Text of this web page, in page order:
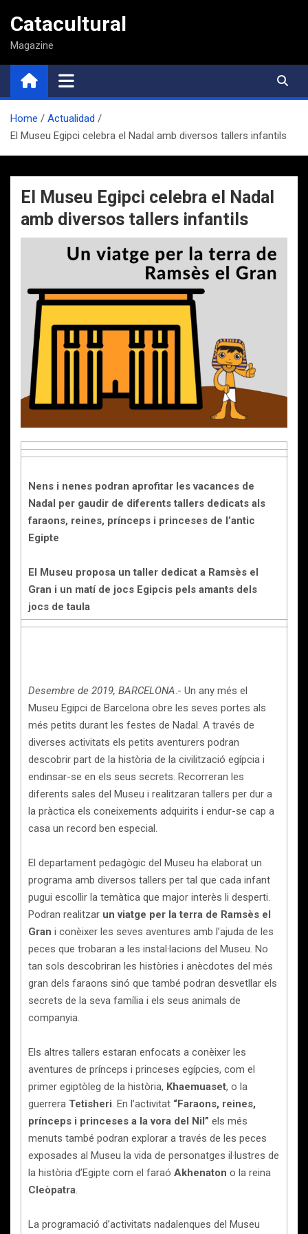
contenido
Catacultural
Magazine
Home
Actualidad
El Museu Egipci celebra el Nadal amb diversos tallers infantils
El Museu Egipci celebra el Nadal
amb diversos tallers infantils
Nens i nenes podran aprofitar les vacances de
Nadal per gaudir de diferents tallers dedicats als
faraons, reines, prínceps i princeses de l’antic
Egipte
El Museu proposa un taller dedicat a Ramsès el
Gran i un matí de jocs Egipcis pels amants dels
jocs de taula
Desembre de 2019, BARCELONA .- Un any més el
Museu Egipci de Barcelona obre les seves portes als
més petits durant les festes de Nadal. A través de
diverses activitats els petits aventurers podran
descobrir part de la història de la civilització egípcia i
endinsar-se en els seus secrets. Recorreran les
diferents sales del Museu i realitzaran tallers per dur a
la pràctica els coneixements adquirits i endur-se cap a
casa un record ben especial.
El departament pedagògic del Museu ha elaborat un
programa amb diversos tallers per tal que cada infant
pugui escollir la temàtica que major interès li desperti.
Podran realitzar un viatge per la terra de Ramsès el
Gran i conèixer les seves aventures amb l’ajuda de les
peces que trobaran a les instal·lacions del Museu. No
tan sols descobriran les històries i anècdotes del més
gran dels faraons sinó que també podran desvetllar els
secrets de la seva família i els seus animals de
companyia.
Els altres tallers estaran enfocats a conèixer les
aventures de prínceps i princeses egípcies, com el
primer egiptòleg de la història, Khaemuaset, o la
guerrera Tetisheri . En l’activitat “Faraons, reines,
prínceps i princeses a la vora del Nil” els més
menuts també podran explorar a través de les peces
exposades al Museu la vida de personatges il·lustres de
la història d’Egipte com el faraó Akhenaton o la reina
Cleòpatra
La programació d’activitats nadalenques del Museu